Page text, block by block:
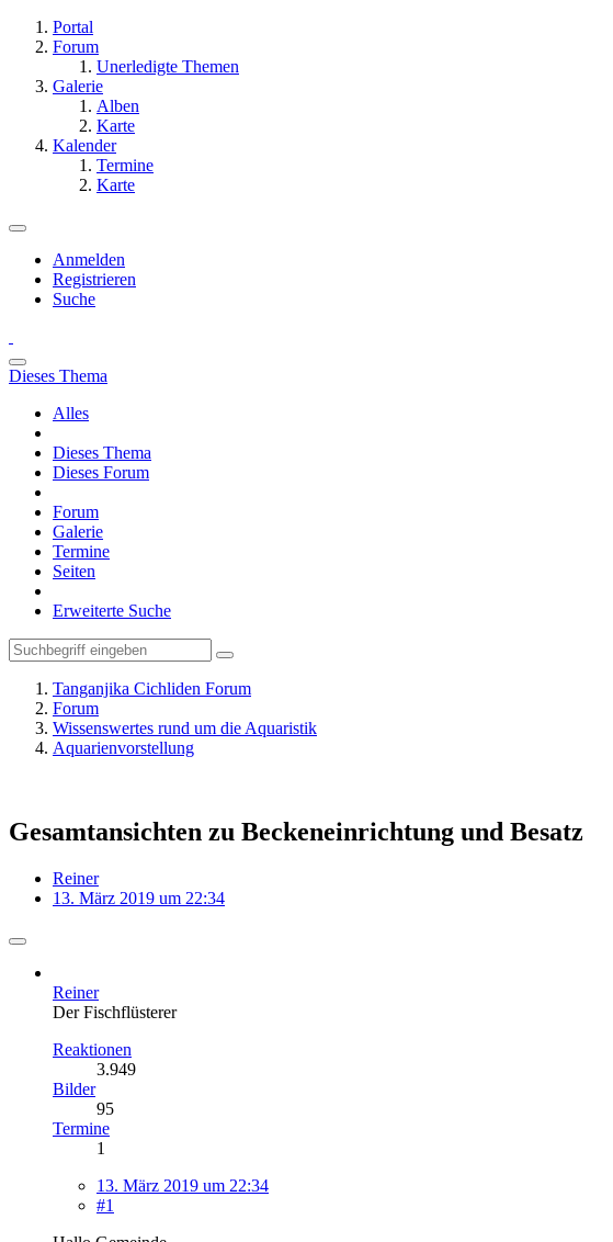
Portal
Forum
Unerledigte Themen
Galerie
Alben
Karte
Kalender
Termine
Karte
Anmelden
Registrieren
Suche
Dieses Thema
Alles
Dieses Thema
Dieses Forum
Forum
Galerie
Termine
Seiten
Erweiterte Suche
Tanganjika Cichliden Forum
Forum
Wissenswertes rund um die Aquaristik
Aquarienvorstellung
Gesamtansichten zu Beckeneinrichtung und Besatz
Reiner
13. März 2019 um 22:34
Reiner
Der Fischflüsterer
Reaktionen
3.949
Bilder
95
Termine
1
13. März 2019 um 22:34
#1